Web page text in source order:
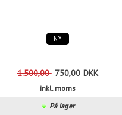
NY
1.500,00 750,00 DKK
inkl. moms
På lager